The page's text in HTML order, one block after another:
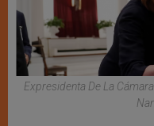
Expresidenta De La